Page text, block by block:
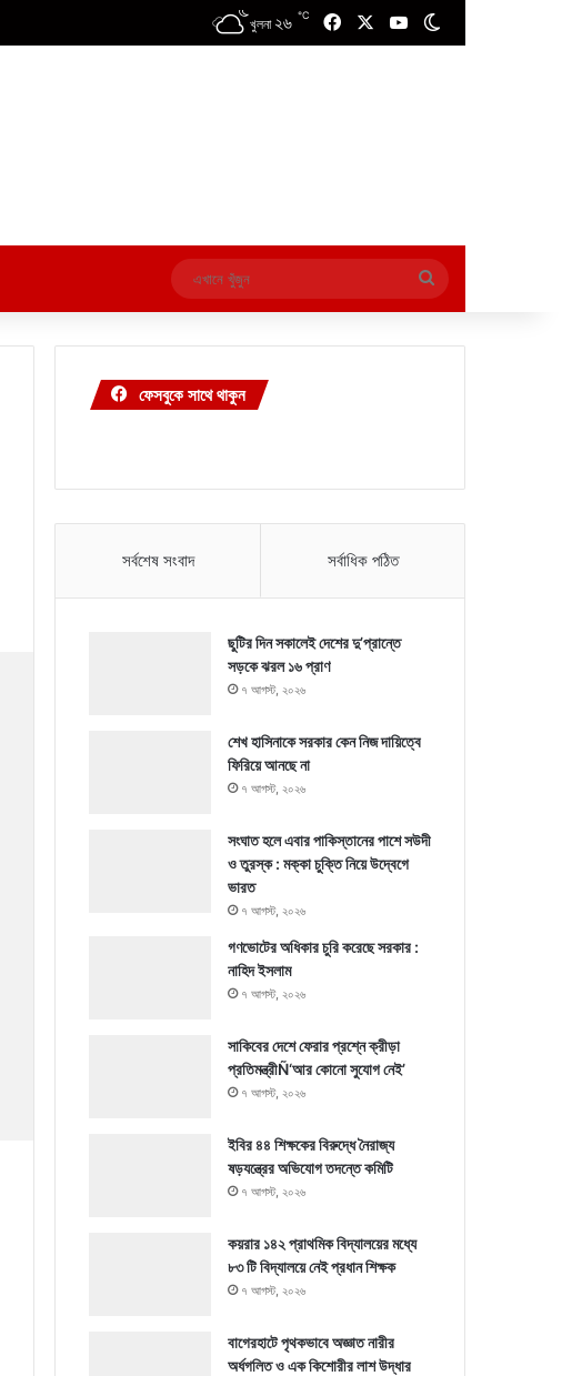
খুলনা ২৬ ℃ FacebookYouTube
এখানে
খুঁজুন
ফেসবুকে সাথে থাকুন
সর্বশেষ সংবাদ সর্বাধিক পঠিত
ছুটির দিন সকালেই দেশের দু’প্রান্তে
সড়কে ঝরল ১৬ প্রাণ
৭ আগস্ট, ২০২৬
শেখ হাসিনাকে সরকার কেন নিজ দায়িত্বে
ফিরিয়ে আনছে না
৭ আগস্ট, ২০২৬
সংঘাত হলে এবার পাকিস্তানের পাশে সউদী
ও তুরস্ক : মক্কা চুক্তি নিয়ে উদ্বেগে
ভারত
৭ আগস্ট, ২০২৬
গণভোটের অধিকার চুরি করেছে সরকার :
নাহিদ ইসলাম
৭ আগস্ট, ২০২৬
সাকিবের দেশে ফেরার প্রশ্নে ক্রীড়া
প্রতিমন্ত্রীÑ‘আর কোনো সুযোগ নেই’
৭ আগস্ট, ২০২৬
ইবির ৪৪ শিক্ষকের বিরুদ্ধে নৈরাজ্য
ষড়যন্ত্রের অভিযোগ তদন্তে কমিটি
৭ আগস্ট, ২০২৬
কয়রার ১৪২ প্রাথমিক বিদ্যালয়ের মধ্যে
৮৩ টি বিদ্যালয়ে নেই প্রধান শিক্ষক
৭ আগস্ট, ২০২৬
বাগেরহাটে পৃথকভাবে অজ্ঞাত নারীর
অর্ধগলিত ও এক কিশোরীর লাশ উদ্ধার